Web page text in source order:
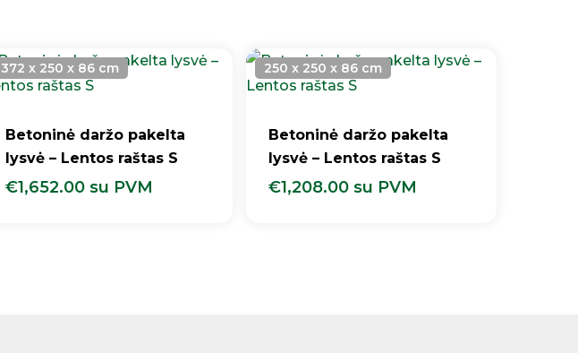
Betoninė daržo pakelta
lysvė – Lentos raštas S
€1,652.00 su PVM
372 x 250 x 86 cm
Betoninė daržo pakelta
lysvė – Lentos raštas S
€1,208.00 su PVM
250 x 250 x 86 cm